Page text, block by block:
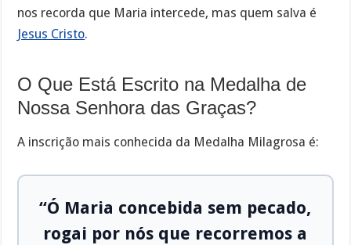
nos recorda que Maria intercede, mas quem salva é
Jesus Cristo.
O Que Está Escrito na Medalha de
Nossa Senhora das Graças?
A inscrição mais conhecida da Medalha Milagrosa é:
“Ó Maria concebida sem pecado,
rogai por nós que recorremos a